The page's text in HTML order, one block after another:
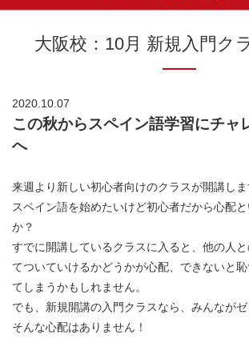
大阪校：10月 新規入門ク
2020.10.07
この秋からスペイン語学習にチャ
へ
来週より新しい初心者向けのクラスが開講しま
スペイン語を始めたいけど初心者だから心配
か？
すでに開講しているクラスに入ると、他の人
てついていけるかどうかが心配、できないと
てしまうかもしれません。
でも、新規開講の入門クラスなら、みんなが
そんな心配はありません！